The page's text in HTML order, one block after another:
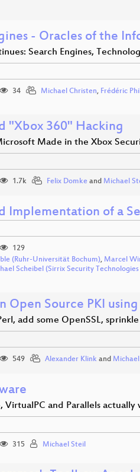
- Oracles of the
Search Engines,
34 Michael Christen, Frédéric
"Xbox 360" Hacking
Made in the Xbox
1.7k Felix Domke and Michael
Implementation of a
129
(Ruhr-Universität Bochum), Marcel
Scheibel (Sirrix Security Technologies
Open Source PKI
add some OpenSSL,
549 Alexander Klink and
VirtualPC and Parallels actually
315 Michael Steil